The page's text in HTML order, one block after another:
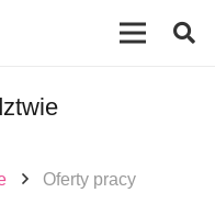
Oferty pracy